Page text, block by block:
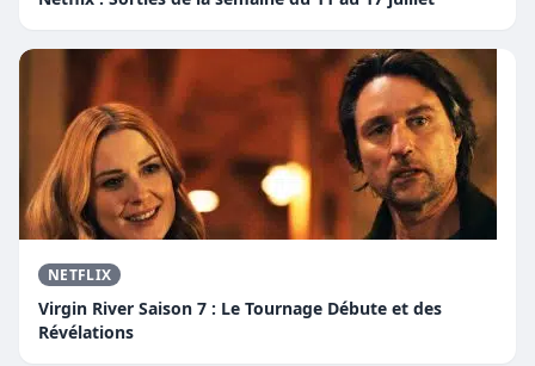
NETFLIX
Virgin River Saison 7 : Le Tournage Débute et des
Révélations